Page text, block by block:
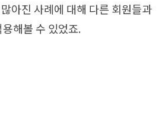
아진 사례에 대해 다른 회원들과
해볼 수 있었죠.